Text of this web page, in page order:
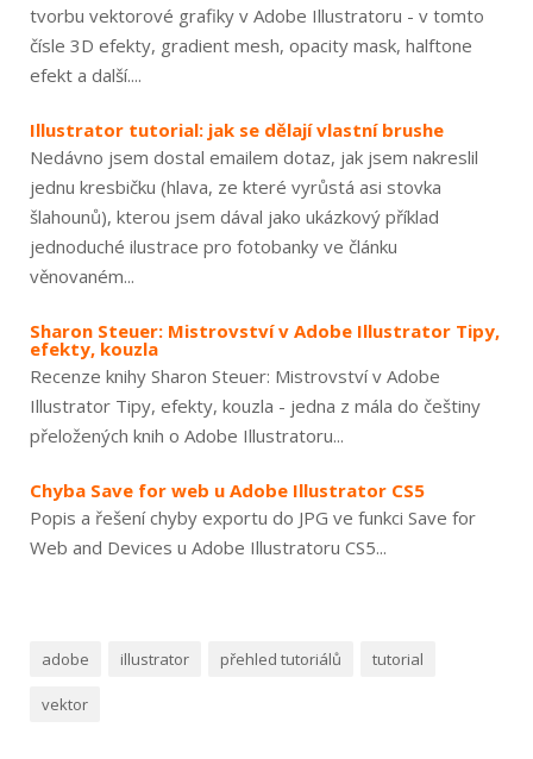
tvorbu vektorové grafiky v Adobe Illustratoru - v tomto
čísle 3D efekty, gradient mesh, opacity mask, halftone
efekt a další....
Illustrator tutorial: jak se dělají vlastní brushe
Nedávno jsem dostal emailem dotaz, jak jsem nakreslil
jednu kresbičku (hlava, ze které vyrůstá asi stovka
šlahounů), kterou jsem dával jako ukázkový příklad
jednoduché ilustrace pro fotobanky ve článku
věnovaném...
Sharon Steuer: Mistrovství v Adobe Illustrator Tipy,
efekty, kouzla
Recenze knihy Sharon Steuer: Mistrovství v Adobe
Illustrator Tipy, efekty, kouzla - jedna z mála do češtiny
přeložených knih o Adobe Illustratoru...
Chyba Save for web u Adobe Illustrator CS5
Popis a řešení chyby exportu do JPG ve funkci Save for
Web and Devices u Adobe Illustratoru CS5...
adobe illustrator přehled tutoriálů tutorial
vektor